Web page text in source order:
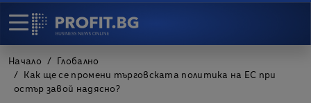
Начало
Глобално
Как ще се промени търговската политика на ЕС при
остър завой надясно?